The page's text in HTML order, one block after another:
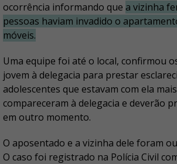
ocorrência informando que a vizinha
pessoas haviam invadido o
móveis.
Uma equipe foi até o local, confirmou
jovem à delegacia para prestar
adolescentes que estavam com ela
compareceram à delegacia e deverão
em outro momento.
O aposentado e a vizinha dele foram
O caso foi registrado na Polícia Civil